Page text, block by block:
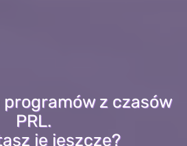
z czasów
PRL.
je jeszcze?